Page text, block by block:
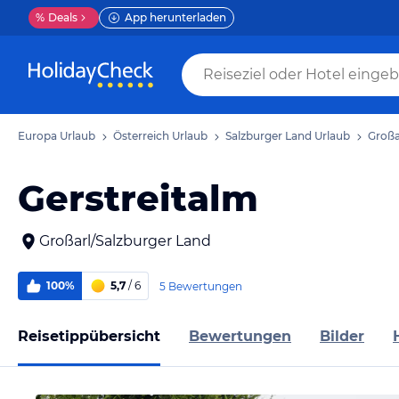
% Deals App herunterladen
Europa Urlaub Österreich Urlaub Salzburger Land Urlaub
Gerstreitalm
Großarl/Salzburger Land
100% 5,7 / 6 5 Bewertungen
Reisetippübersicht Bewertungen Bilder